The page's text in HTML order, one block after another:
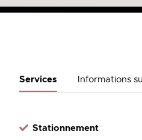
Services Informations
Stationnement